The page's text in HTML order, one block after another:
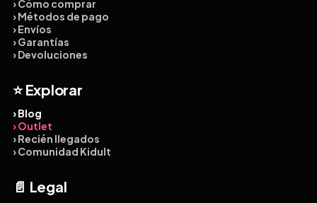
› Cómo comprar
› Métodos de pago
› Envíos
› Garantías
› Devoluciones
⭐ Explorar
› Blog
› Outlet
› Recién llegados
› Comunidad Kidult
📄 Legal